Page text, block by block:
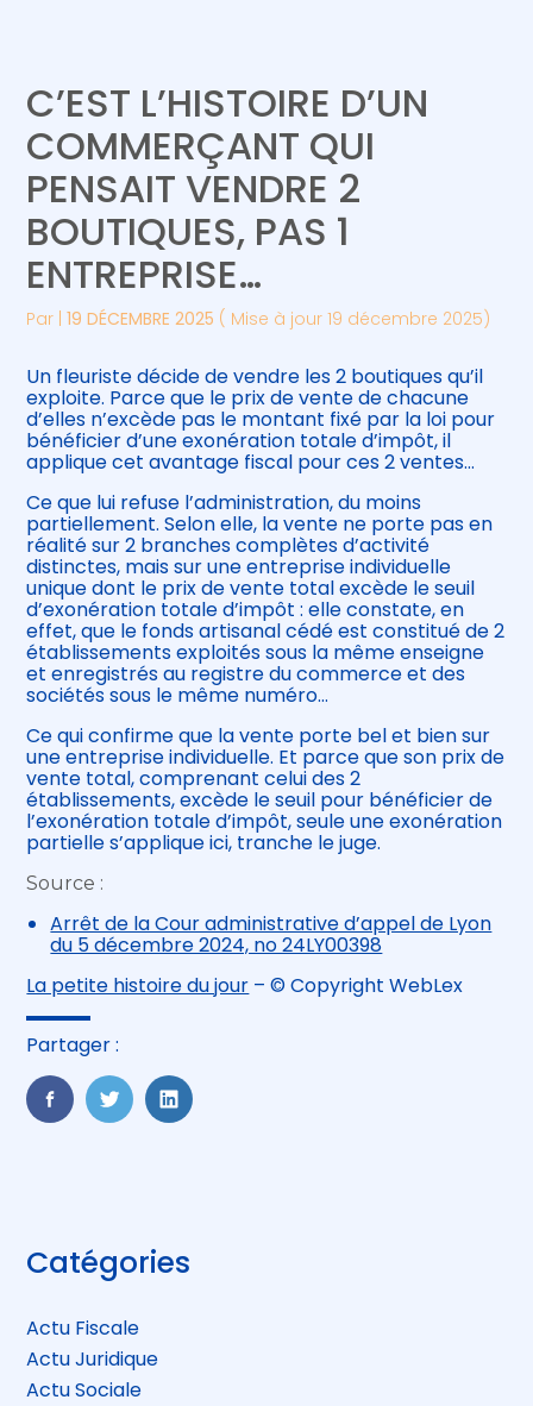
Gérer votre quotidien
Piloter votre entreprise
Développer votre entreprise
Construire votre patrimoine
Être prêt pour la facturation
électronique
Suivre votre comptabilité
Gérer vos ressources humaines
C’EST L’HISTOIRE D’UN
COMMERÇANT QUI
PENSAIT VENDRE 2
BOUTIQUES, PAS 1
ENTREPRISE…
Par |19 DÉCEMBRE 2025 ( Mise à jour 19 décembre 2025)
Un fleuriste décide de vendre les 2 boutiques qu’il
exploite. Parce que le prix de vente de chacune
d’elles n’excède pas le montant fixé par la loi pour
bénéficier d’une exonération totale d’impôt, il
applique cet avantage fiscal pour ces 2 ventes…
Ce que lui refuse l’administration, du moins
partiellement. Selon elle, la vente ne porte pas en
réalité sur 2 branches complètes d’activité
distinctes, mais sur une entreprise individuelle
unique dont le prix de vente total excède le seuil
d’exonération totale d’impôt : elle constate, en
effet, que le fonds artisanal cédé est constitué de 2
établissements exploités sous la même enseigne
et enregistrés au registre du commerce et des
sociétés sous le même numéro…
Ce qui confirme que la vente porte bel et bien sur
une entreprise individuelle. Et parce que son prix de
vente total, comprenant celui des 2
établissements, excède le seuil pour bénéficier de
l’exonération totale d’impôt, seule une exonération
partielle s’applique ici, tranche le juge.
Source :
Arrêt de la Cour administrative d’appel de Lyon
du 5 décembre 2024, no 24LY00398
La petite histoire du jour – © Copyright WebLex
Partager :
FaceBook
TwitterLinkedIn
Blog
sidebar
Catégories
Actu Fiscale
Actu Juridique
Actu Sociale